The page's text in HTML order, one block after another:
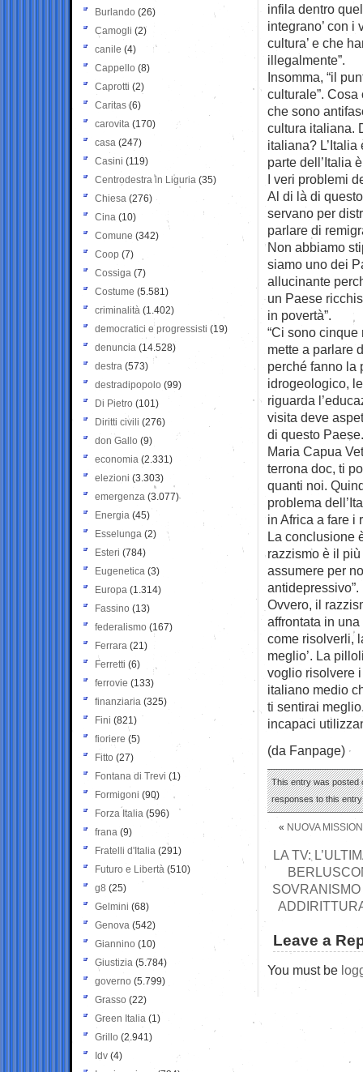
infila dentro
integrano’ con i
cultura’ e che
illegalmente”.
Insomma, “il
culturale”.
che sono
cultura italiana.
italiana?
parte dell’Italia
I veri problemi
Al di là di
servano per
parlare di
Non abbiamo
siamo uno dei
allucinante
un Paese
in povertà”.
“Ci sono
mette a parlare
perché fanno la
idrogeologico,
riguarda
visita deve
di questo
Maria Capua
terrona doc, ti
quanti noi.
problema
in Africa a fare i
La conclusione
razzismo è il
assumere per
antidepressivo”.
Ovvero, il
affrontata in
come risolverli,
meglio’. La
voglio risolvere
italiano medio
ti sentirai
incapaci
(da Fanpage)
This entry was posted
responses to this
« NUOVA
LA TV:
Leave a
You must be
Burlando (26)
Camogli (2)
canile (4)
Cappello (8)
Caprotti (2)
Caritas (6)
carovita (170)
casa (247)
Casini (119)
Centrodestra in Liguria (35)
Chiesa (276)
Cina (10)
Comune (342)
Coop (7)
Cossiga (7)
Costume (5.581)
criminalità (1.402)
democratici e progressisti (19)
denuncia (14.528)
destra (573)
destradipopolo (99)
Di Pietro (101)
Diritti civili (276)
don Gallo (9)
economia (2.331)
elezioni (3.303)
emergenza (3.077)
Energia (45)
Esselunga (2)
Esteri (784)
Eugenetica (3)
Europa (1.314)
Fassino (13)
federalismo (167)
Ferrara (21)
Ferretti (6)
ferrovie (133)
finanziaria (325)
Fini (821)
fioriere (5)
Fitto (27)
Fontana di Trevi (1)
Formigoni (90)
Forza Italia (596)
frana (9)
Fratelli d'Italia (291)
Futuro e Libertà (510)
g8 (25)
Gelmini (68)
Genova (542)
Giannino (10)
Giustizia (5.784)
governo (5.799)
Grasso (22)
Green Italia (1)
Grillo (2.941)
Idv (4)